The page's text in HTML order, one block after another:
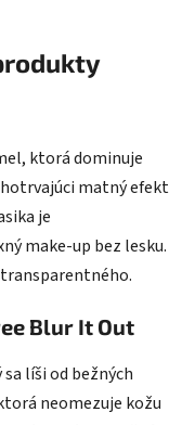
ktorá dominuje
matný efekt
je
make-up bez lesku.
Blur It Out
líši od bežných
neomezuje kožu